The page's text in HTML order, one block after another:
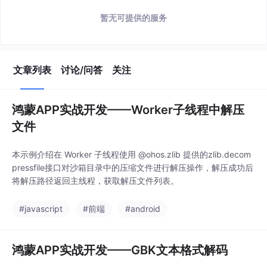
暂无可提供的服务
文章列表 讨论/问答 关注
鸿蒙APP实战开发——Worker子线程中解压
文件
本示例介绍在 Worker 子线程使用 @ohos.zlib 提供的zlib.decom
pressfile接口对沙箱目录中的压缩文件进行解压操作，解压成功后
将解压路径返回主线程，获取解压文件列表。
#javascript #前端 #android
鸿蒙APP实战开发——GBK文本格式解码